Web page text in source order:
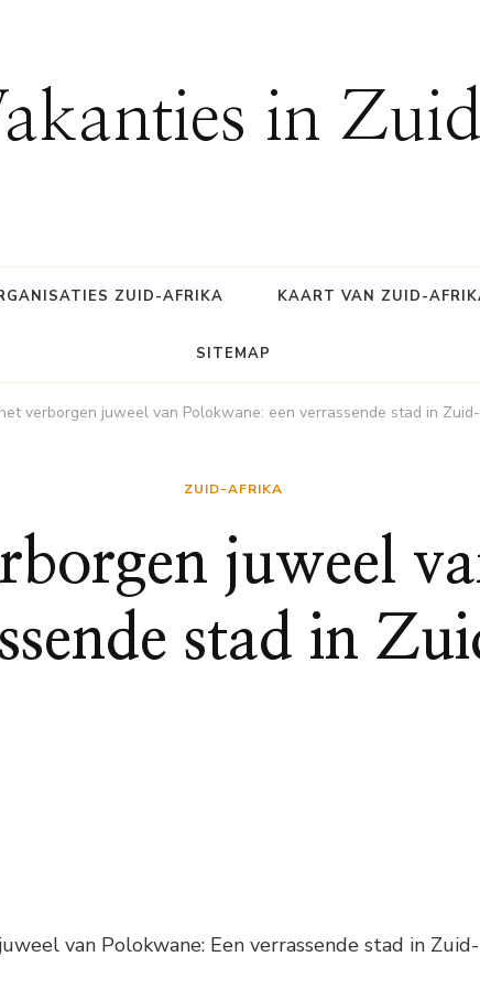
in
ZUID-AFRIKA KAART VAN ZUID-
SITEMAP
verborgen juweel van Polokwane: een verrassende stad in
ZUID-AFRIKA
juweel
stad in
van Polokwane: Een verrassende stad in Zuid-